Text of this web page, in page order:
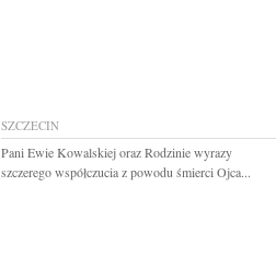
SZCZECIN
Pani Ewie Kowalskiej oraz Rodzinie wyrazy
szczerego współczucia z powodu śmierci Ojca...